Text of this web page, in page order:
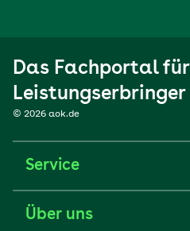
Das Fachportal für
Leistungserbringer
© 2026 aok.de
Service
Über uns